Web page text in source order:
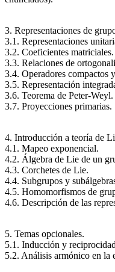
3. Representaciones de
3.1. Representaciones
3.2. Coeficientes matriciales.
3.3. Relaciones de
3.4. Operadores compactos
3.5. Representación
3.6. Teorema de Peter-Weyl.
3.7. Proyecciones primarias.
4. Introducción a teoría de
4.1. Mapeo exponencial.
4.2. Álgebra de Lie de un
4.3. Corchetes de Lie.
4.4. Subgrupos y
4.5. Homomorfismos de
4.6. Descripción de las
5. Temas opcionales.
5.1. Inducción y
5.2. Análisis armónico en la